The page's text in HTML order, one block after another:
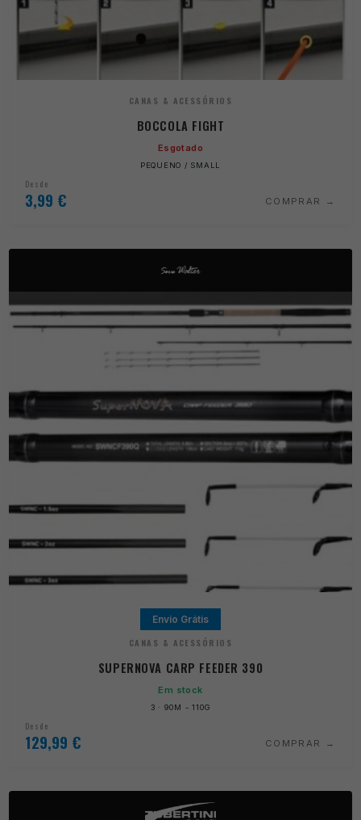
CANAS & ACESSÓRIOS
BOCCOLA FIGHT
Esgotado
PEQUENO / SMALL
Desde
3,99 € COMPRAR
Envio Grátis
CANAS & ACESSÓRIOS
SUPERNOVA CARP FEEDER 390
Em stock
3 · 90M - 110G
Desde
129,99 € COMPRAR